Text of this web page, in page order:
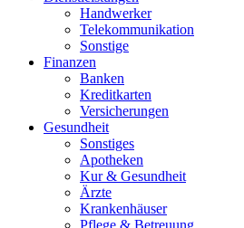
Handwerker
Telekommunikation
Sonstige
Finanzen
Banken
Kreditkarten
Versicherungen
Gesundheit
Sonstiges
Apotheken
Kur & Gesundheit
Ärzte
Krankenhäuser
Pflege & Betreuung